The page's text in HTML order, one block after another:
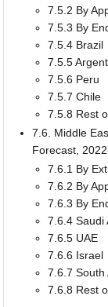
7.5.2 By
7.5.3 By
7.5.4 Brazil
7.5.5
7.5.6 Peru
7.5.7 Chile
7.5.8 Rest
7.6. Middle
Forecast,
7.6.1 By
7.6.2 By
7.6.3 By
7.6.4 Saudi
7.6.5 UAE
7.6.6 Israel
7.6.7 South
7.6.8 Rest